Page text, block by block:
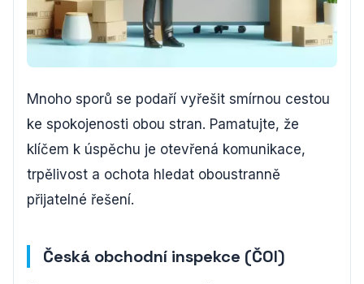
Mnoho sporů se podaří vyřešit smírnou cestou
ke spokojenosti obou stran. Pamatujte, že
klíčem k úspěchu je otevřená komunikace,
trpělivost a ochota hledat oboustranně
přijatelné řešení.
Česká obchodní inspekce (ČOI)